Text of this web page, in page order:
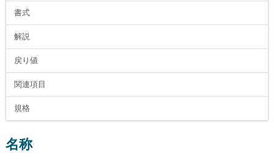
書式
解説
戻り値
関連項目
規格
名称